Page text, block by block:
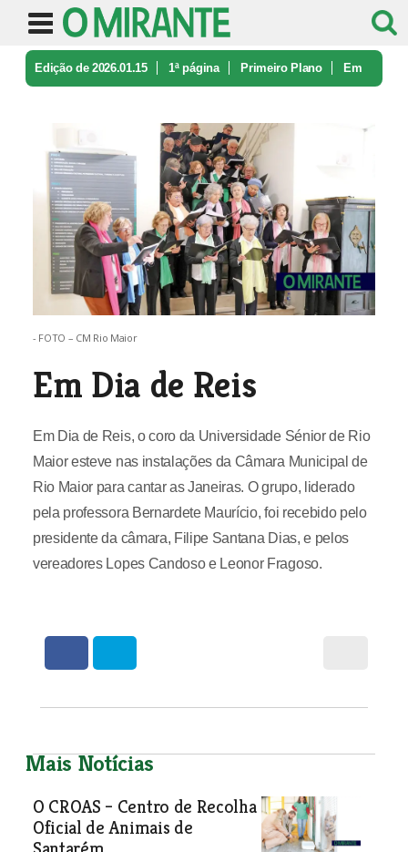
Edição de 2026.01.15 1ª página Primeiro Plano Em
- FOTO – CM Rio Maior
Em Dia de Reis
Em Dia de Reis, o coro da Universidade Sénior de Rio
Maior esteve nas instalações da Câmara Municipal de
Rio Maior para cantar as Janeiras. O grupo, liderado
pela professora Bernardete Maurício, foi recebido pelo
presidente da câmara, Filipe Santana Dias, e pelos
vereadores Lopes Candoso e Leonor Fragoso.
Mais Notícias
O CROAS – Centro de Recolha
Oficial de Animais de